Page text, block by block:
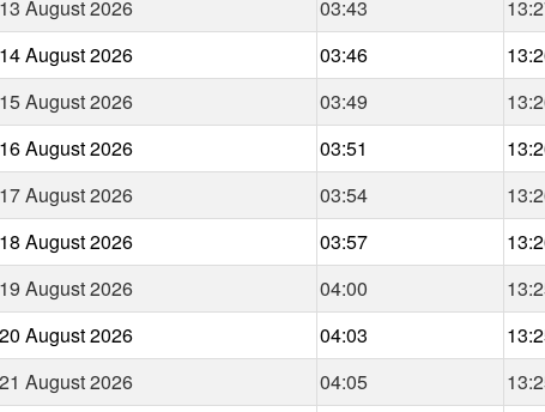
13 August 2026
03:43
14 August 2026
03:46
15 August 2026
03:49
16 August 2026
03:51
17 August 2026
03:54
18 August 2026
03:57
19 August 2026
04:00
20 August 2026
04:03
21 August 2026
04:05